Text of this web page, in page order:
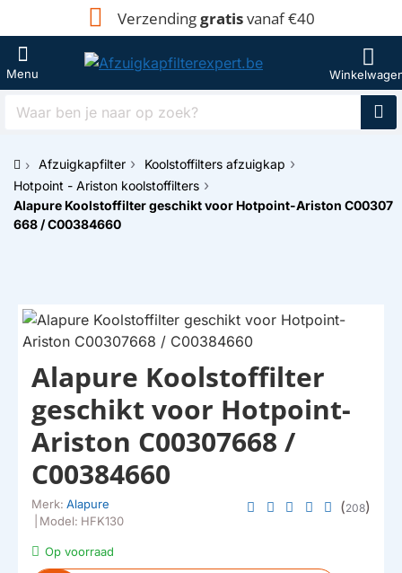
Verzendinggratisvanaf €40
Waar
naar
op
zoek?
h
o
m
Afzuigkapfilter
Koolstoffilters afzuigkap
Hotpoint - Ariston koolstoffilters
Alapure Koolstoffilter geschikt voor Hotpoint-Ariston C00307
668 / C00384660
HUISMERK
Op voorraad
Alapure Koolstoffilter
geschikt voor Hotpoint-
Ariston C00307668 /
C00384660
Merk: Alapure
Model: HFK130
(208)